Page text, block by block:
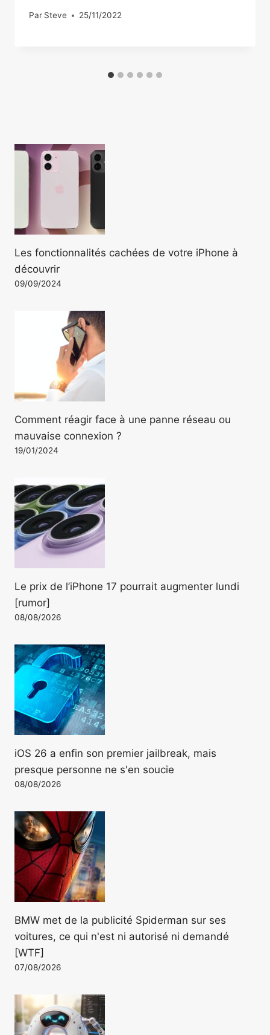
Par Steve 25/11/2022
Les fonctionnalités cachées de votre iPhone à
découvrir
09/09/2024
Comment réagir face à une panne réseau ou
mauvaise connexion ?
19/01/2024
Le prix de l’iPhone 17 pourrait augmenter lundi
[rumor]
08/08/2026
iOS 26 a enfin son premier jailbreak, mais
presque personne ne s'en soucie
08/08/2026
BMW met de la publicité Spiderman sur ses
voitures, ce qui n'est ni autorisé ni demandé
[WTF]
07/08/2026